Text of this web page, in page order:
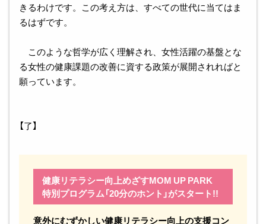
きるわけです。この考え方は、すべての世代に当てはま
るはずです。
このような哲学が広く理解され、女性活躍の基盤とな
る女性の健康課題の改善に資する政策が展開されればと
願っています。
【了】
健康リテラシー向上めざすMOM UP PARK
特別プログラム「20分のホント」がスタート!!
意外にむずかしい健康リテラシー向上の支援コン